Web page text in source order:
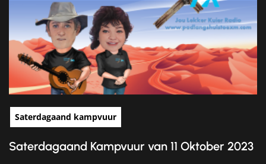
Saterdagaand kampvuur
Saterdagaand Kampvuur van 11 Oktober 2023